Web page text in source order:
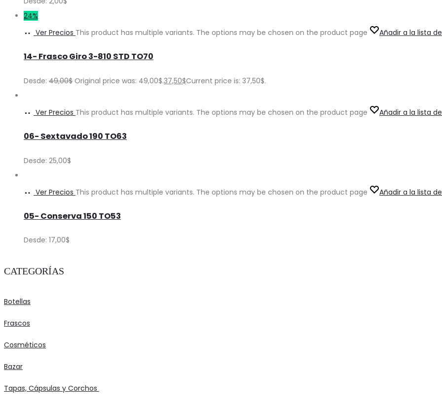
24%
Ver Precios This product has multiple variants. The options may be chosen on the product page Añadir a la lista
14- Frasco Giro 3-810 STD TO70
Desde: 49,00$ Original price was: 49,00$.37,50$Current price is: 37,50$.
Ver Precios This product has multiple variants. The options may be chosen on the product page Añadir a la lista
06- Sextavado 190 TO63
Desde: 25,00$
Ver Precios This product has multiple variants. The options may be chosen on the product page Añadir a la lista
05- Conserva 150 TO53
Desde: 17,00$
CATEGORÍAS
Botellas
Frascos
Cosméticos
Bazar
Tapas, Cápsulas y Corchos